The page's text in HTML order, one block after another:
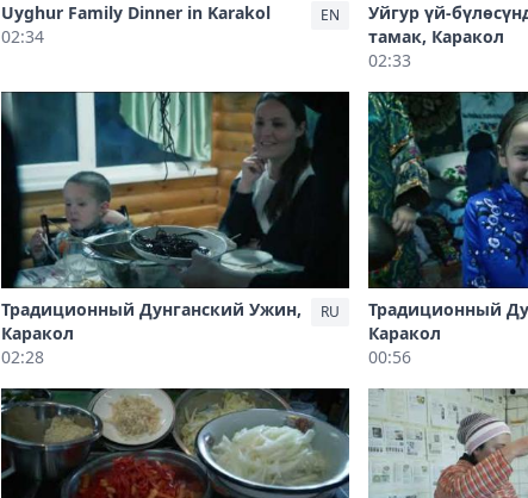
Uyghur Family Dinner in Karakol
02:34
EN
Уйгур үй-
тамак, Каракол
02:33
Традиционный Дунганский Ужин,
Каракол
02:28
RU
Традиционный
Каракол
00:56